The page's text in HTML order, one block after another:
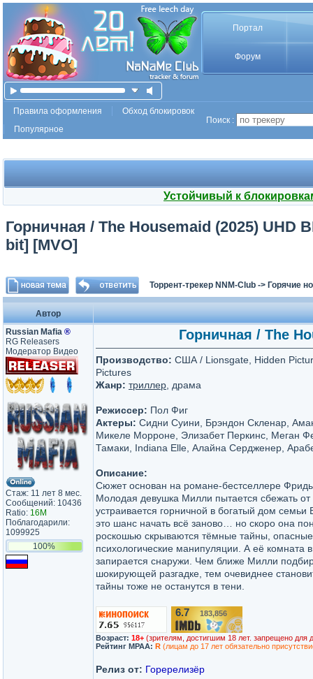
Портал
Форум
Правила оформления
Обход блокировок
Популярное
Поиск :
Устойчивый к
Горничная / The Housemaid (2025) UHD
bit] [MVO]
Торрент-трекер NNM-Club -> Горячие
Автор
Russian Mafia ®
RG Releasers
Модератор Видео
Стаж: 11 лет 8 мес.
Сообщений: 10436
Ratio: 16M
Поблагодарили:
1099925
100%
Горничная / The
Производство: США / Lionsgate, Hidden
Pictures
Жанр: триллер , драма
Режиссер: Пол Фиг
Актеры: Сидни Суини, Брэндон Скленар,
Микеле Морроне, Элизабет Перкинс, Меган
Тамаки, Indiana Elle, Алайна Сердженер,
Описание:
Сюжет основан на романе-бестселлере
Молодая девушка Милли пытается сбежать от
устраивается горничной в богатый дом семьи
это шанс начать всё заново… но скоро она
роскошью скрываются тёмные тайны,
психологические манипуляции. А её комната
запирается снаружи. Чем ближе Милли
шокирующей разгадке, тем очевиднее
тайны тоже не останутся в тени.
6.7 183,856
Возраст: 18+ (зрителям, достигшим 18 лет. запрещено для
Рейтинг MPAA: R (лицам до 17 лет обязательно
Релиз от: Горерелизёр